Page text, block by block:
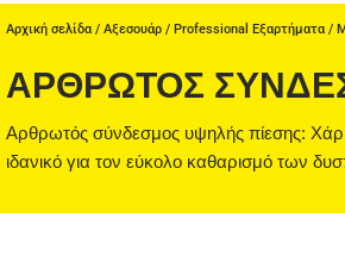
Αρχική σελίδα / Αξεσουάρ / Professional Εξαρτήματα /
ΑΡΘΡΩΤΌΣ
Αρθρωτός σύνδεσμος υψηλής πίεσης: Χάρη
ιδανικό για τον εύκολο καθαρισμό των